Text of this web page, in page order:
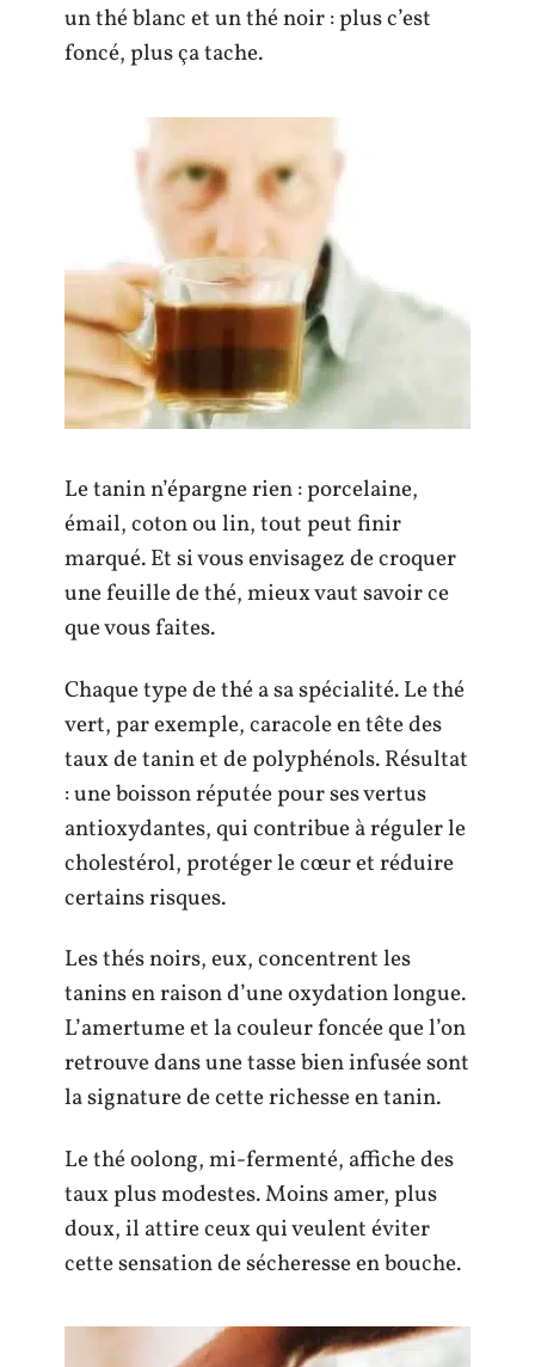
un thé blanc et un thé noir : plus c’est
foncé, plus ça tache.
Le tanin n’épargne rien : porcelaine,
émail, coton ou lin, tout peut finir
marqué. Et si vous envisagez de croquer
une feuille de thé, mieux vaut savoir ce
que vous faites.
Chaque type de thé a sa spécialité. Le thé
vert, par exemple, caracole en tête des
taux de tanin et de polyphénols. Résultat
: une boisson réputée pour ses vertus
antioxydantes, qui contribue à réguler le
cholestérol, protéger le cœur et réduire
certains risques.
Les thés noirs, eux, concentrent les
tanins en raison d’une oxydation longue.
L’amertume et la couleur foncée que l’on
retrouve dans une tasse bien infusée sont
la signature de cette richesse en tanin.
Le thé oolong, mi-fermenté, affiche des
taux plus modestes. Moins amer, plus
doux, il attire ceux qui veulent éviter
cette sensation de sécheresse en bouche.